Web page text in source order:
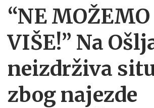
“NE MOŽEMO
VIŠE!” Na
neizdrživa
zbog najezde